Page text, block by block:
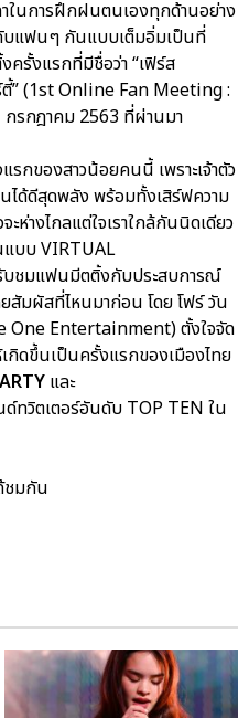
ในการฝึกฝนตนเองทุกด้านอย่าง
บแฟนๆ กันแบบเต็มอิ่มเป็นที่
รั้งแรกที่มีชื่อว่า “เฟิร์ส
” (1st Online Fan Meeting :
กรกฎาคม 2563 ที่ผ่านมา
กของสาวน้อยคนนี้ เพราะเจ้าตัว
ได้ดีสุดพลัง พร้อมทั้งเสิร์ฟความ
างไกลแต่ใจเราใกล้กันนิดเดียว
แบบ VIRTUAL
บชมแฟนมีตติ้งกับประสบการณ์
มผัสที่ไหนมาก่อน โดย โฟร์ วัน
One Entertainment) ตั้งใจจัด
กิดขึ้นเป็นครั้งแรกของเมืองไทย
และ
ด์ทวิตเตอร์อันดับ TOP TEN ใน
ชมกัน